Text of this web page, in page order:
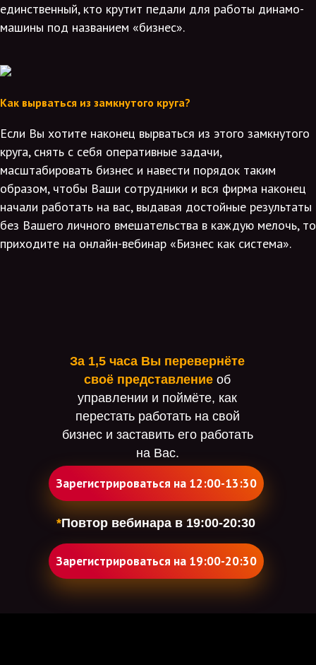
единственный, кто крутит педали для работы динамо-
машины под названием «бизнес».
Как вырваться из замкнутого круга?
Если Вы хотите наконец вырваться из этого замкнутого
круга, снять с себя оперативные задачи,
масштабировать бизнес и навести порядок таким
образом, чтобы Ваши сотрудники и вся фирма наконец
начали работать на вас, выдавая достойные результаты
без Вашего личного вмешательства в каждую мелочь, то
приходите на онлайн-вебинар «Бизнес как система».
Зарегистрироваться на 12:00-13:30
За 1,5 часа Вы перевернёте
своё представление об
управлении и поймёте, как
перестать работать на свой
бизнес и заставить его работать
на Вас.
Зарегистрироваться на 19:00-20:30
*Повтор вебинара в 19:00-20:30